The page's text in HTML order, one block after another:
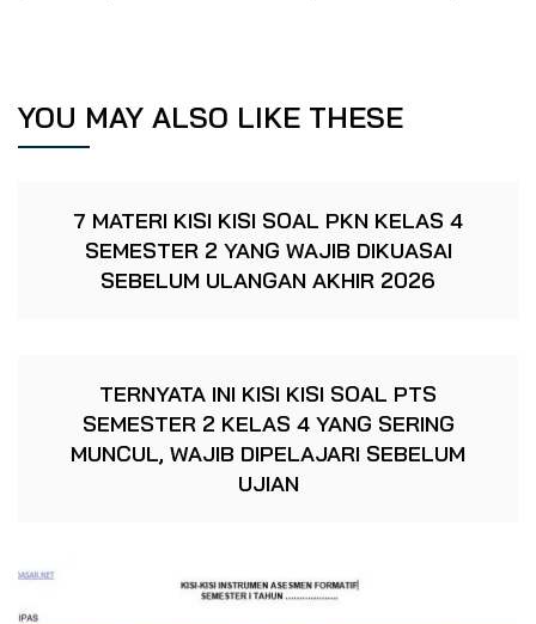
YOU MAY ALSO LIKE THESE
7 MATERI KISI KISI SOAL PKN KELAS 4
SEMESTER 2 YANG WAJIB DIKUASAI
SEBELUM ULANGAN AKHIR 2026
TERNYATA INI KISI KISI SOAL PTS
SEMESTER 2 KELAS 4 YANG SERING
MUNCUL, WAJIB DIPELAJARI SEBELUM
UJIAN